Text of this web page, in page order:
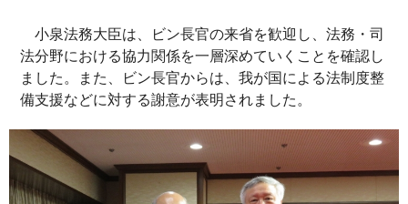
小泉法務大臣は、ビン長官の来省を歓迎し、法務・司
法分野における協力関係を一層深めていくことを確認し
ました。また、ビン長官からは、我が国による法制度整
備支援などに対する謝意が表明されました。